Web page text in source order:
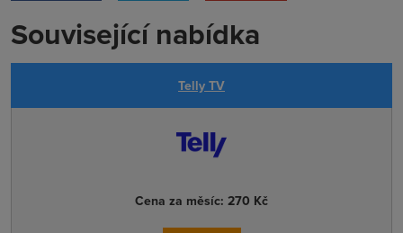
Související nabídka
Telly TV
Cena za měsíc: 270 Kč